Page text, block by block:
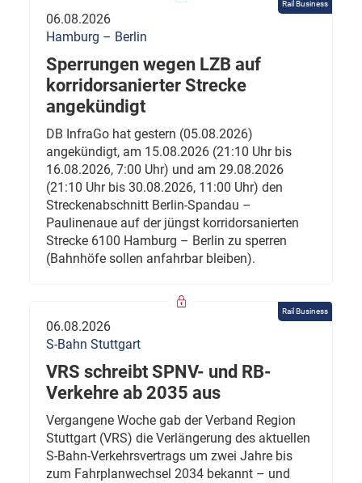
Rail Business
06.08.2026
Hamburg – Berlin
Sperrungen wegen LZB auf
korridorsanierter Strecke
angekündigt
DB InfraGo hat gestern (05.08.2026)
angekündigt, am 15.08.2026 (21:10 Uhr bis
16.08.2026, 7:00 Uhr) und am 29.08.2026
(21:10 Uhr bis 30.08.2026, 11:00 Uhr) den
Streckenabschnitt Berlin-Spandau –
Paulinenaue auf der jüngst korridorsanierten
Strecke 6100 Hamburg – Berlin zu sperren
(Bahnhöfe sollen anfahrbar bleiben).
Rail Business
06.08.2026
S-Bahn Stuttgart
VRS schreibt SPNV- und RB-
Verkehre ab 2035 aus
Vergangene Woche gab der Verband Region
Stuttgart (VRS) die Verlängerung des aktuellen
S-Bahn-Verkehrsvertrags um zwei Jahre bis
zum Fahrplanwechsel 2034 bekannt – und